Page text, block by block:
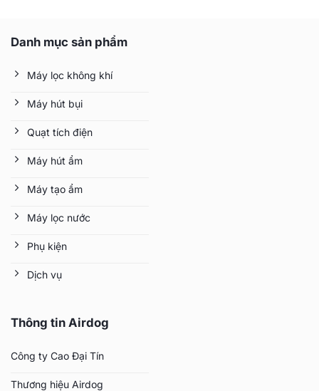
21.800.000 ₫.
Danh mục sản phẩm
Máy lọc không khí
Máy hút bụi
Quạt tích điện
Máy hút ẩm
Máy tạo ẩm
Máy lọc nước
Phụ kiện
Dịch vụ
Thông tin Airdog
Công ty Cao Đại Tín
Thương hiệu Airdog